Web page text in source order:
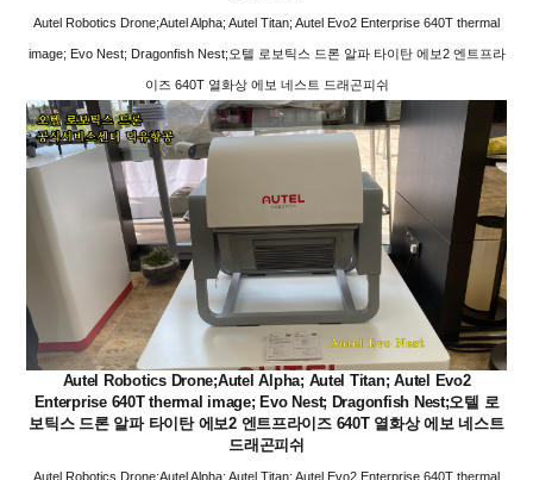
Autel Robotics Drone;Autel Alpha; Autel Titan; Autel Evo2 Enterprise 640T thermal
image; Evo Nest; Dragonfish Nest;오텔 로보틱스 드론 알파 타이탄 에보2 엔트프라
이즈 640T 열화상 에보 네스트 드래곤피쉬
Autel Robotics Drone;Autel Alpha; Autel Titan; Autel Evo2
Enterprise 640T thermal image; Evo Nest; Dragonfish Nest;오텔 로
보틱스 드론 알파 타이탄 에보2 엔트프라이즈 640T 열화상 에보 네스트
드래곤피쉬
Autel Robotics Drone;Autel Alpha; Autel Titan; Autel Evo2 Enterprise 640T thermal